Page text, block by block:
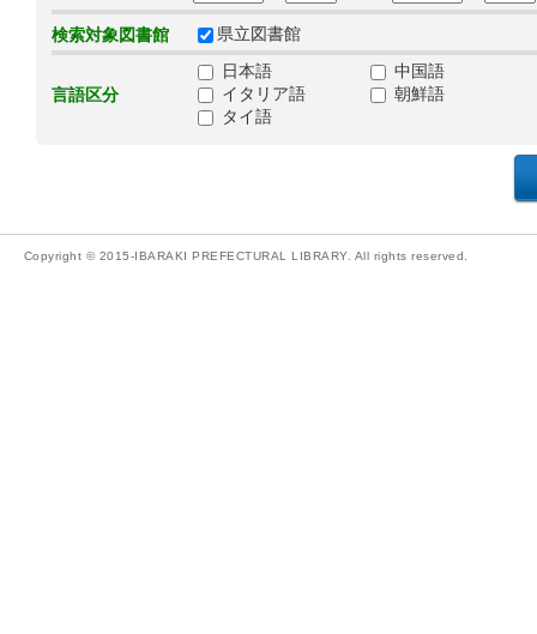
検索対象図書館 県立図書館
言語区分
日本語
中国語
イタリア語
朝鮮語
タイ語
Copyright © 2015-IBARAKI PREFECTURAL LIBRARY. All rights reserved.